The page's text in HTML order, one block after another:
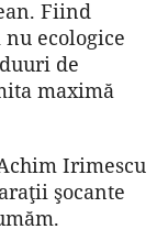
Fiind
ecologice
de
maximă
Irimescu
şocante